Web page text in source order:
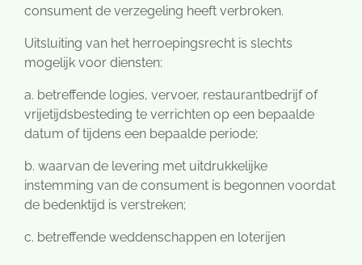
consument de verzegeling heeft verbroken.
Uitsluiting van het herroepingsrecht is slechts
mogelijk voor diensten:
a. betreffende logies, vervoer, restaurantbedrijf of
vrijetijdsbesteding te verrichten op een bepaalde
datum of tijdens een bepaalde periode;
b. waarvan de levering met uitdrukkelijke
instemming van de consument is begonnen voordat
de bedenktijd is verstreken;
c. betreffende weddenschappen en loterijen